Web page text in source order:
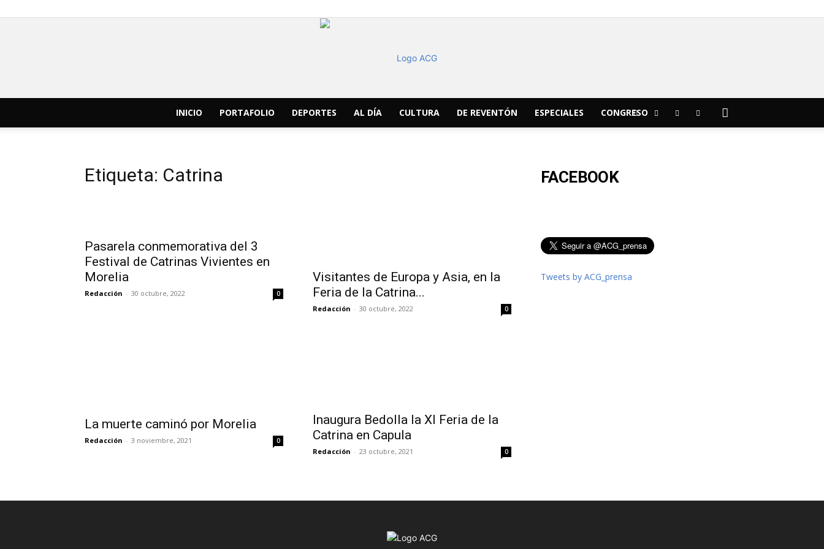
INICIO PORTAFOLIO DEPORTES AL DÍA CULTURA DE REVENTÓN ESPECIALES CONGRESO
Etiqueta: Catrina
Pasarela conmemorativa del 3
Festival de Catrinas Vivientes en
Morelia
Redacción - 30 octubre, 2022 0
Visitantes de Europa y Asia, en la
Feria de la Catrina...
Redacción - 30 octubre, 2022 0
La muerte caminó por Morelia
Redacción - 3 noviembre, 2021 0
Inaugura Bedolla la XI Feria de la
Catrina en Capula
Redacción - 23 octubre, 2021 0
FACEBOOK
Tweets by ACG_prensa